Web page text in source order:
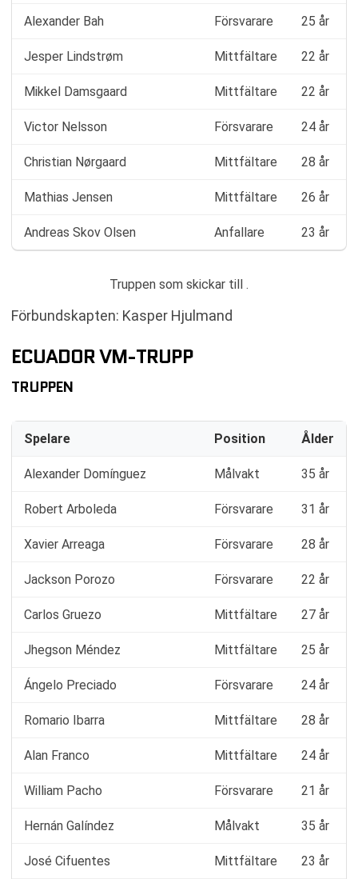
Alexander Bah Försvarare 25 år
Jesper Lindstrøm Mittfältare 22 år
Mikkel Damsgaard Mittfältare 22 år
Victor Nelsson Försvarare 24 år
Christian Nørgaard Mittfältare 28 år
Mathias Jensen Mittfältare 26 år
Andreas Skov Olsen Anfallare 23 år
Truppen som skickar till .
Förbundskapten: Kasper Hjulmand
ECUADOR VM-TRUPP
TRUPPEN
Spelare Position Ålder
Alexander Domínguez Målvakt 35 år
Robert Arboleda Försvarare 31 år
Xavier Arreaga Försvarare 28 år
Jackson Porozo Försvarare 22 år
Carlos Gruezo Mittfältare 27 år
Jhegson Méndez Mittfältare 25 år
Ángelo Preciado Försvarare 24 år
Romario Ibarra Mittfältare 28 år
Alan Franco Mittfältare 24 år
William Pacho Försvarare 21 år
Hernán Galíndez Målvakt 35 år
José Cifuentes Mittfältare 23 år